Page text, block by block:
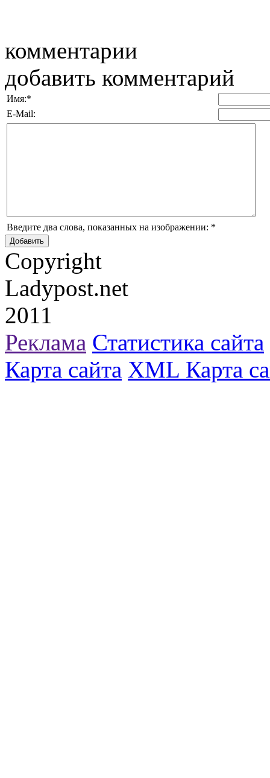
комментарии
добавить комментарий
Имя:*
E-Mail:
Введите два слова, показанных на изображении: *
Copyright
Ladypost.net
2011
Реклама Статистика сайта
Карта сайта XML Карта